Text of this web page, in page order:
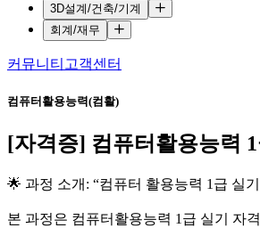
3D설계/건축/기계
회계/재무
커뮤니티 고객센터
컴퓨터활용능력(컴활)
[자격증] 컴퓨터활용능력
🌟 과정 소개: “컴퓨터 활용능력 1급 실
본 과정은 컴퓨터활용능력 1급 실기 자